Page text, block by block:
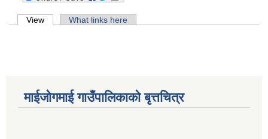
Primary tabs
View (active tab)What links here
माईजोगमाई गाउँपालिकाको बृत्तचित्र